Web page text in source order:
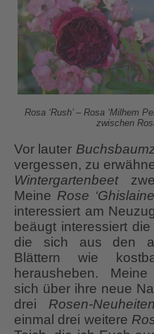
Rosa ‘Rush’ – Rosa ‘Milhem
zwischen
Vor lauter
vergessen, zu
Wintergartenbeet
Meine Rose
interessiert am
beäugt interessiert
die sich aus den
Blättern wie
herausheben. Meine
sich über ihre neue
drei Rosen-Neuheiten
einmal drei weitere